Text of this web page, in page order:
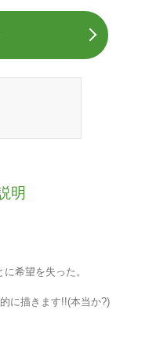
明
希望を失った。
に描きます!!(本当か?)